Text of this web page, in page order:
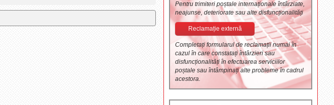
Pentru trimiteri poștale internaționale întârziate,
neajunse, deteriorate sau alte disfuncționalități
Reclamație externă
Completați formularul de reclamații numai în
cazul în care constatați întârzieri sau
disfuncționalități în efectuarea serviciilor
poștale sau întâmpinați alte probleme în cadrul
acestora.